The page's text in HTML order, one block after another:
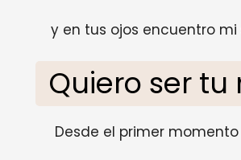
y en tus ojos encuentro mi
Quiero ser tu
Desde el primer